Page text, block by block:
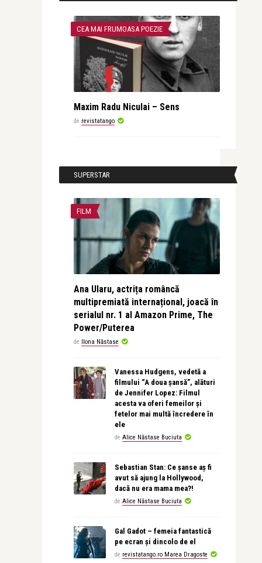
CEA MAI FRUMOASA POEZIE
Maxim Radu Niculai – Sens
de revistatango
SUPERSTAR
FILM
Ana Ularu, actrița româncă
multipremiată internațional, joacă în
serialul nr. 1 al Amazon Prime, The
Power/Puterea
de Ilona Năstase
Vanessa Hudgens, vedetă a
filmului “A doua șansă”, alături
de Jennifer Lopez: Filmul
acesta va oferi femeilor și
fetelor mai multă încredere în
ele
de Alice Năstase Buciuta
Sebastian Stan: Ce șanse aș fi
avut să ajung la Hollywood,
dacă nu era mama mea?!
de Alice Năstase Buciuta
Gal Gadot – femeia fantastică
pe ecran și dincolo de el
de revistatango.ro Marea Dragoste